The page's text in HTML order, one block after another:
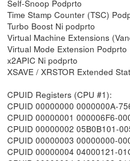
Self-Snoop Podprto
Time Stamp Counter (TSC)
Turbo Boost Ni podprto
Virtual Machine Extensions
Virtual Mode Extension Podprto
x2APIC Ni podprto
XSAVE / XRSTOR Extended
CPUID Registers (CPU #1):
CPUID 00000000 0000000A-
CPUID 00000001 000006F6-
CPUID 00000002 05B0B101-
CPUID 00000003 00000000-
CPUID 00000004 04000121-